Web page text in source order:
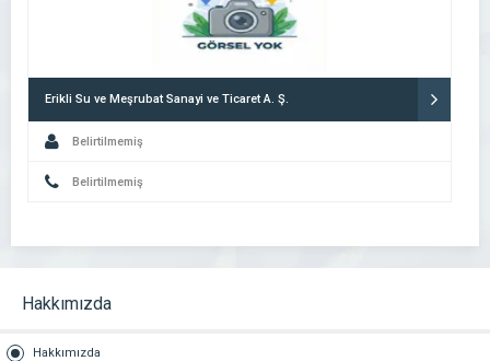
Erikli Su ve Meşrubat Sanayi ve Ticaret A. Ş.
Belirtilmemiş
Belirtilmemiş
Hakkımızda
Hakkımızda